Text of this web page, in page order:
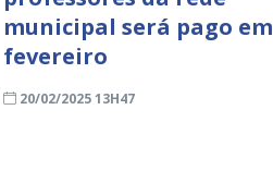
municipal será pago em
fevereiro
20/02/2025 13H47